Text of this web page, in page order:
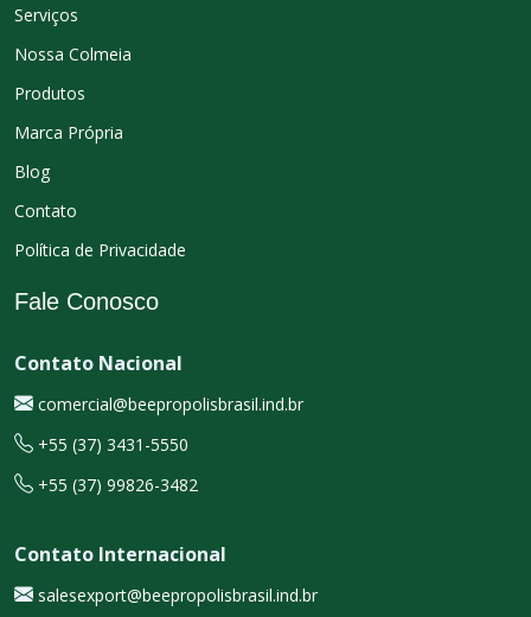
Serviços
Nossa Colmeia
Produtos
Marca Própria
Blog
Contato
Política de Privacidade
Fale Conosco
Contato Nacional
comercial@beepropolisbrasil.ind.br
+55 (37) 3431-5550
+55 (37) 99826-3482
Contato Internacional
salesexport@beepropolisbrasil.ind.br